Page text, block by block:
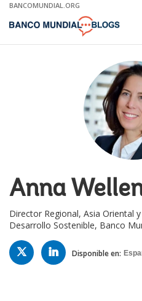
Skip
Main
BANCOMUNDIAL.ORG
Anna
Director Regional, Asia Oriental
Desarrollo Sostenible, Banco
TWITTER LINKED
IN Disponible en: